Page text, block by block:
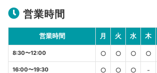
営業時間
営業時間 月 火 水 木
8:30〜12:00 ○ ○ ○ ○
16:00〜19:30 ○ ○ ○ -